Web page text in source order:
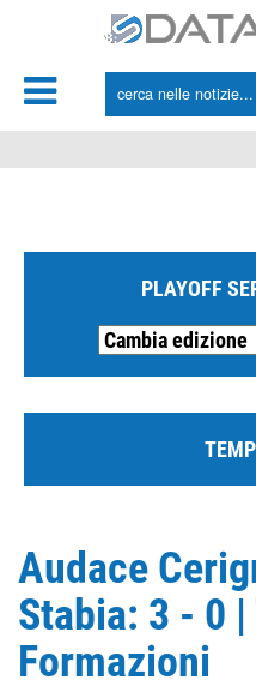
PLAYOFF
Audace
Stabia: 3 - 0
Formazioni